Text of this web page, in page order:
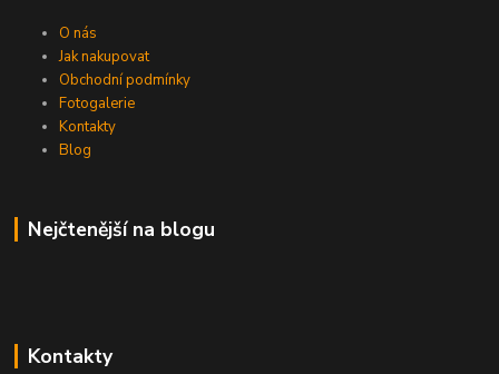
O nás
Jak nakupovat
Obchodní podmínky
Fotogalerie
Kontakty
Blog
Nejčtenější na blogu
Kontakty